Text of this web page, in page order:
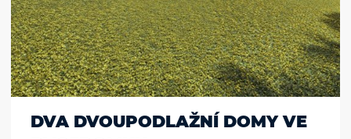
DVA DVOUPODLAŽNÍ DOMY VE